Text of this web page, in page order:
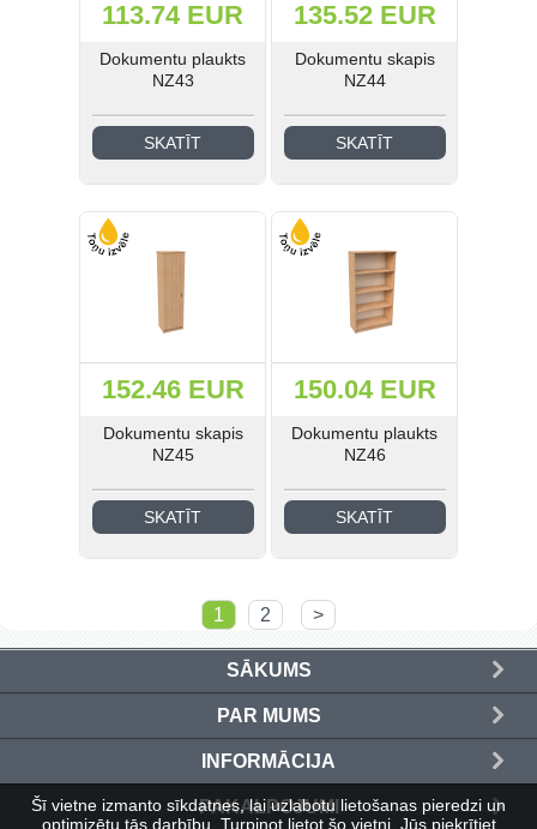
Šī vietne izmanto sīkdatnes, lai uzlabotu lietošanas pieredzi un
optimizētu tās darbību. Turpinot lietot šo vietni, Jūs piekrītiet
113.74 EUR
Dokumentu plaukts
NZ43
SKATĪT
135.52 EUR
Dokumentu skapis
NZ44
SKATĪT
152.46 EUR
Dokumentu skapis
NZ45
SKATĪT
150.04 EUR
Dokumentu plaukts
NZ46
SKATĪT
1 2 >
SĀKUMS
PAR MUMS
INFORMĀCIJA
PAKALPOJUMI